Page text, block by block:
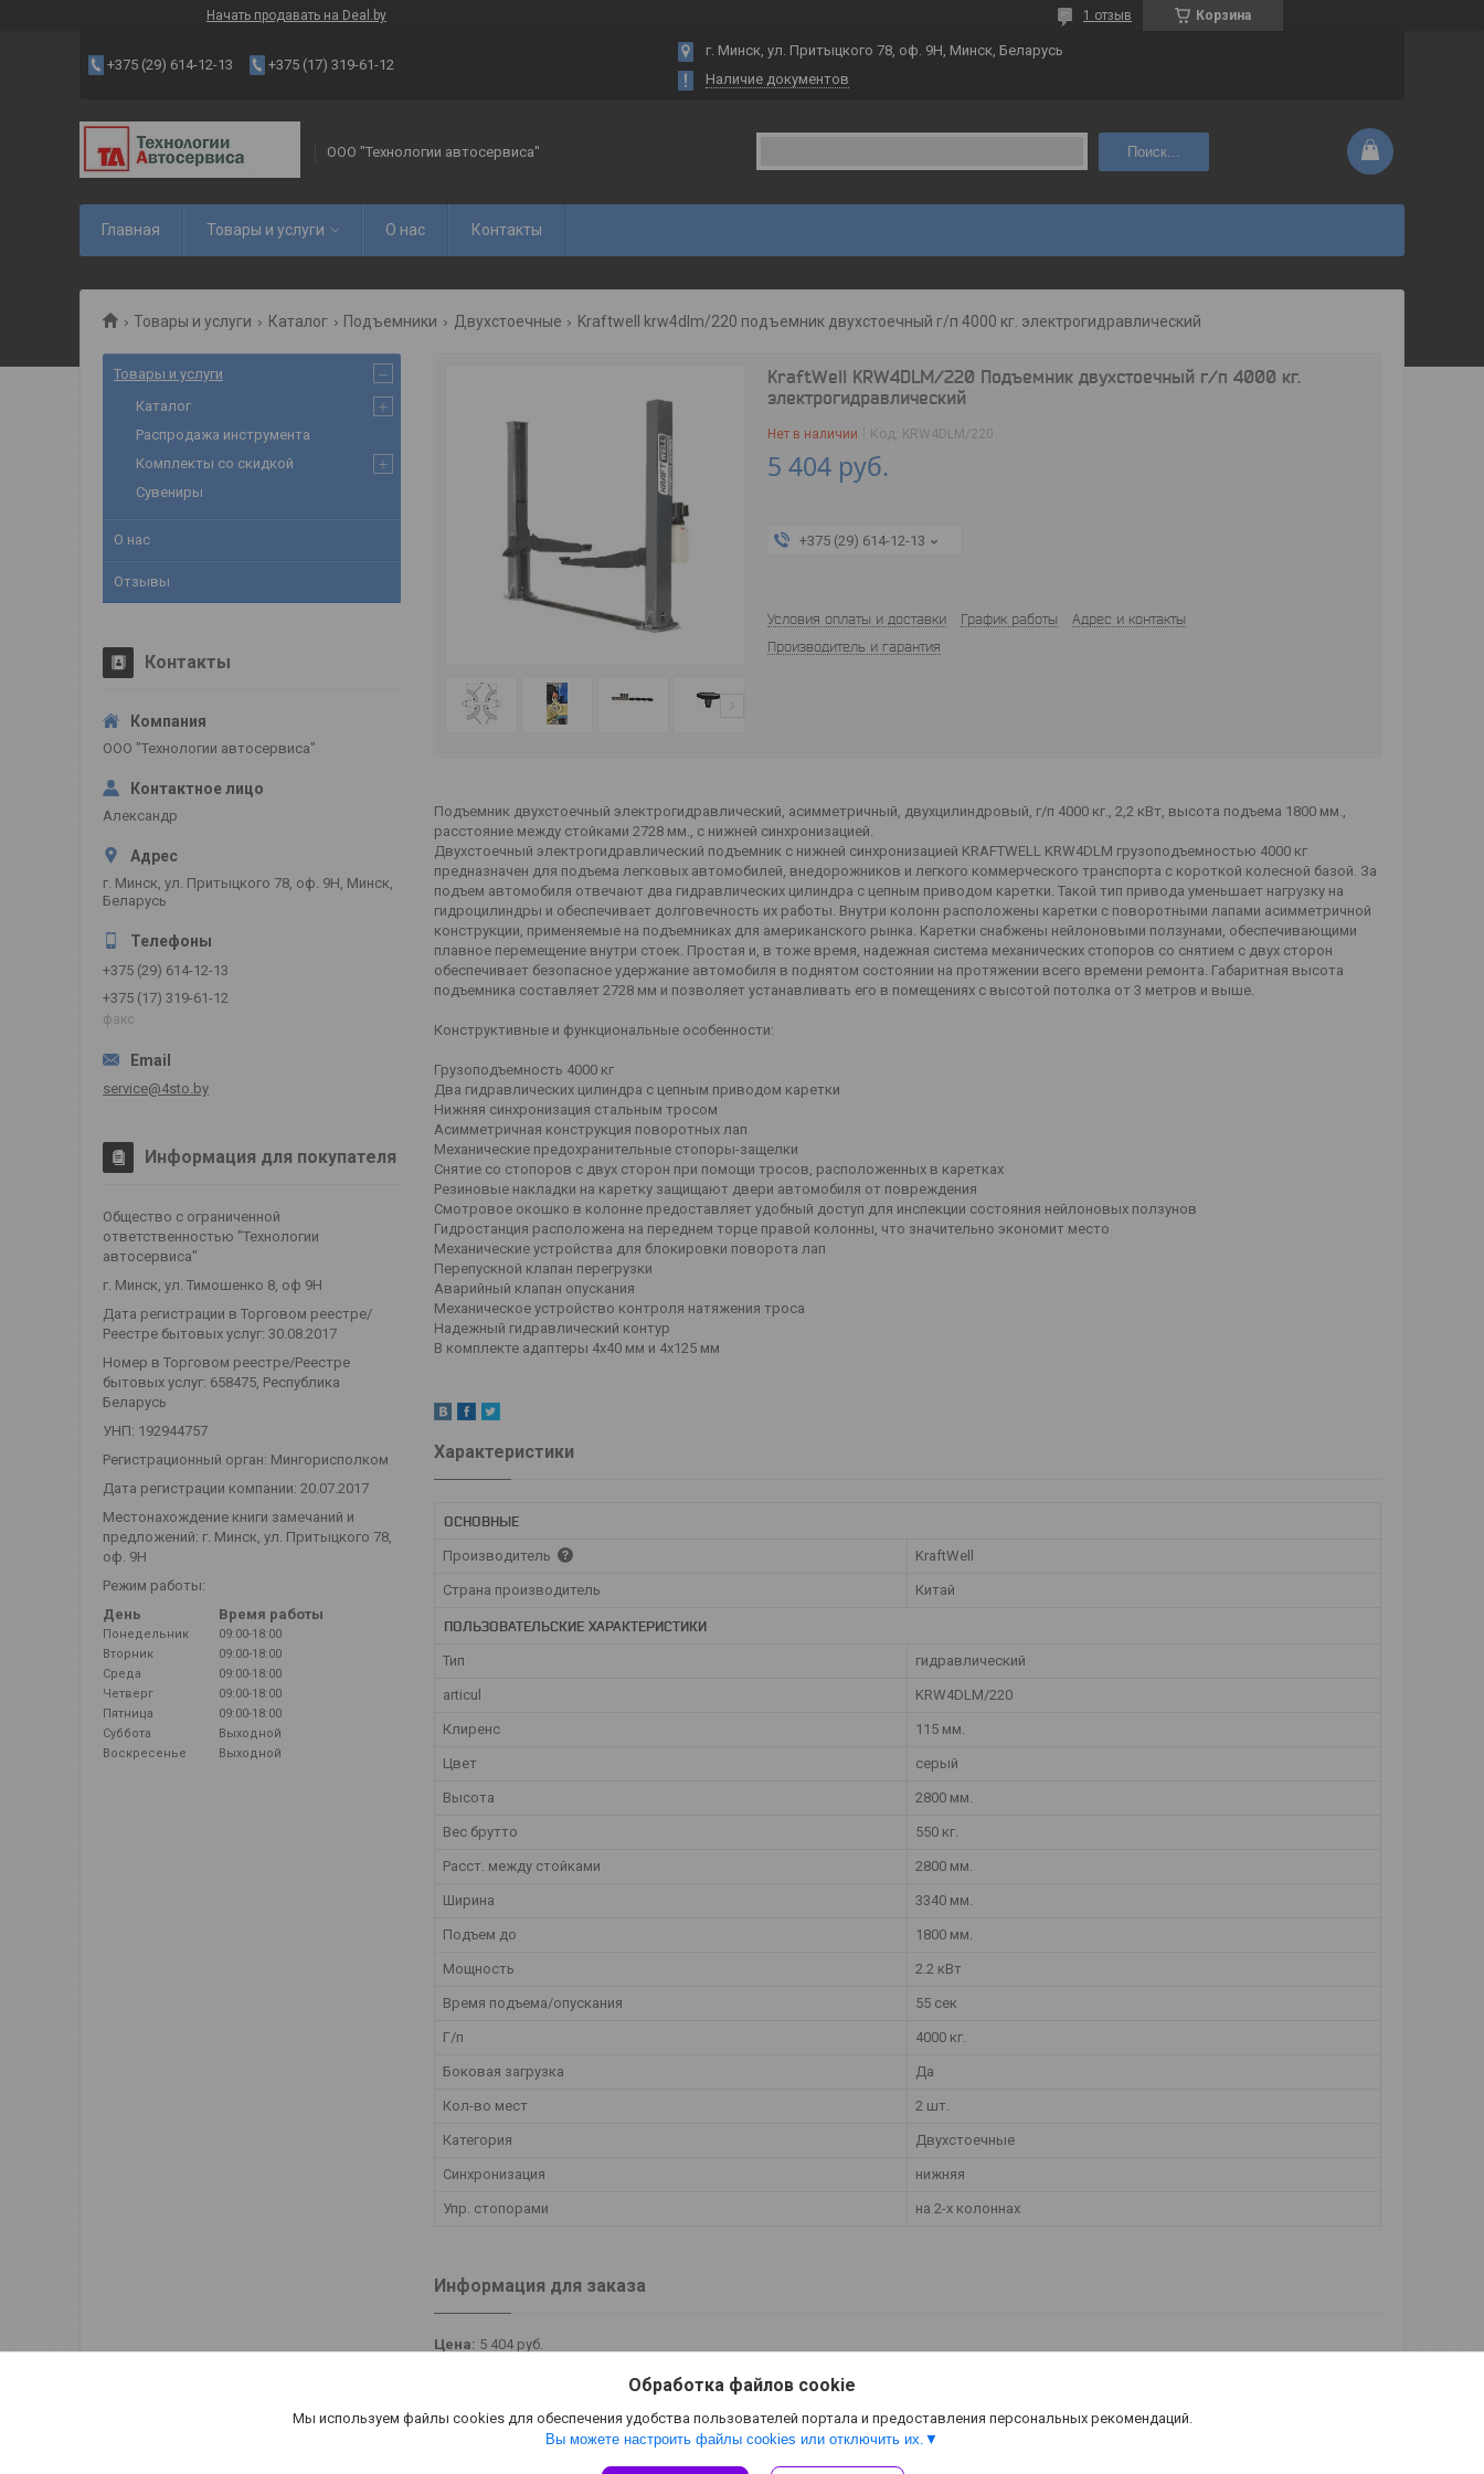
Начать продавать на Deal.by Корзина
1 отзыв
+375 (29) 614-12-13 +375 (17) 319-61-12
г. Минск, ул. Притыцкого 78, оф. 9Н, Минск, Беларусь
Наличие документов
ООО "Технологии автосервиса" Поиск...
Главная Товары и услуги О нас Контакты
Товары и услуги Каталог Подъемники Двухстоечные Kraftwell krw4dlm/220 подъемник двухстоечный г/п 4000 кг. электрогидравлический
KraftWell KRW4DLM/220 Подъемник двухстоечный г/п 4000 кг.
электрогидравлический
Нет в наличии Код: KRW4DLM/220
5 404 руб.
+375 (29) 614-12-13
Условия оплаты и доставки График работы
Адрес и контакты
Производитель и гарантия
Подъемник двухстоечный электрогидравлический, асимметричный, двухцилиндровый, г/п 4000 кг., 2,2 кВт, высота подъема 1800 мм.,
расстояние между стойками 2728 мм., с нижней синхронизацией.
Двухстоечный электрогидравлический подъемник с нижней синхронизацией KRAFTWELL KRW4DLM грузоподъемностью 4000 кг
предназначен для подъема легковых автомобилей, внедорожников и легкого коммерческого транспорта с короткой колесной базой. За
подъем автомобиля отвечают два гидравлических цилиндра с цепным приводом каретки. Такой тип привода уменьшает нагрузку на
гидроцилиндры и обеспечивает долговечность их работы. Внутри колонн расположены каретки с поворотными лапами асимметричной
конструкции, применяемые на подъемниках для американского рынка. Каретки снабжены нейлоновыми ползунами, обеспечивающими
плавное перемещение внутри стоек. Простая и, в тоже время, надежная система механических стопоров со снятием с двух сторон
обеспечивает безопасное удержание автомобиля в поднятом состоянии на протяжении всего времени ремонта. Габаритная высота
подъемника составляет 2728 мм и позволяет устанавливать его в помещениях с высотой потолка от 3 метров и выше.
Конструктивные и функциональные особенности:
Грузоподъемность 4000 кг
Два гидравлических цилиндра с цепным приводом каретки
Нижняя синхронизация стальным тросом
Асимметричная конструкция поворотных лап
Механические предохранительные стопоры-защелки
Снятие со стопоров с двух сторон при помощи тросов, расположенных в каретках
Резиновые накладки на каретку защищают двери автомобиля от повреждения
Смотровое окошко в колонне предоставляет удобный доступ для инспекции состояния нейлоновых ползунов
Гидростанция расположена на переднем торце правой колонны, что значительно экономит место
Механические устройства для блокировки поворота лап
Перепускной клапан перегрузки
Аварийный клапан опускания
Механическое устройство контроля натяжения троса
Надежный гидравлический контур
В комплекте адаптеры 4х40 мм и 4х125 мм
Характеристики
ОСНОВНЫЕ
Производитель KraftWell
Страна производитель Китай
ПОЛЬЗОВАТЕЛЬСКИЕ ХАРАКТЕРИСТИКИ
Тип гидравлический
articul KRW4DLM/220
Клиренс 115 мм.
Цвет серый
Высота 2800 мм.
Вес брутто 550 кг.
Расст. между стойками 2800 мм.
Ширина 3340 мм.
Подъем до 1800 мм.
Мощность 2.2 кВт
Время подъема/опускания 55 сек
Г/п 4000 кг.
Боковая загрузка Да
Кол-во мест 2 шт.
Категория Двухстоечные
Синхронизация нижняя
Упр. стопорами на 2-х колоннах
Информация для заказа
Цена: 5 404 руб.
Товары и услуги
Каталог
Распродажа инструмента
Комплекты со скидкой
Сувениры
О нас
Отзывы
Контакты
ООО "Технологии автосервиса"
Александр
г. Минск, ул. Притыцкого 78, оф. 9Н, Минск,
Беларусь
+375 (29) 614-12-13
+375 (17) 319-61-12
факс
service@4sto.by
Информация для покупателя
Общество с ограниченной
ответственностью "Технологии
автосервиса"
г. Минск, ул. Тимошенко 8, оф 9Н
Дата регистрации в Торговом реестре/
Реестре бытовых услуг: 30.08.2017
Номер в Торговом реестре/Реестре
бытовых услуг: 658475, Республика
Беларусь
УНП: 192944757
Регистрационный орган: Мингорисполком
Дата регистрации компании: 20.07.2017
Местонахождение книги замечаний и
предложений: г. Минск, ул. Притыцкого 78,
оф. 9Н
Режим работы:
День
Время работы
Понедельник
09:00-18:00
Вторник
09:00-18:00
Среда
09:00-18:00
Четверг
09:00-18:00
Пятница
09:00-18:00
Суббота
Выходной
Воскресенье
Выходной
Обработка файлов cookie
Мы используем файлы cookies для обеспечения удобства пользователей портала и предоставления персональных рекомендаций.
Вы можете настроить файлы cookies или отключить их.